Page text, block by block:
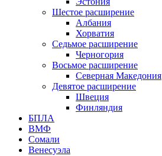
Шестое расширение
Албания
Хорватия
Седьмое расширение
Черногория
Восьмое расширение
Северная Македония
Девятое расширение
Швеция
Финляндия
БПЛА
ВМФ
Сомали
Венесуэла